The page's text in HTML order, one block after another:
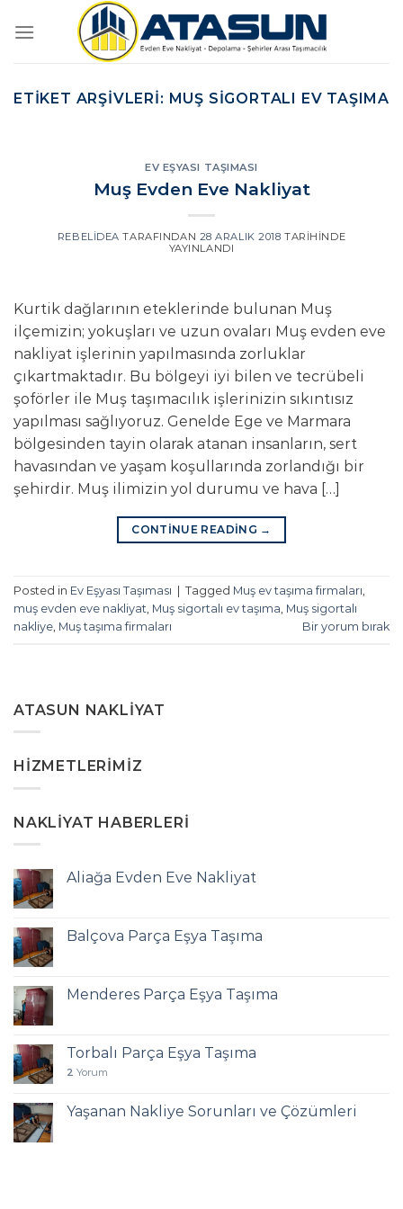
atla
ETIKET ARŞIVLERI: MUŞ SIGORTALI EV TAŞIMA
EV EŞYASI TAŞIMASI
Muş Evden Eve Nakliyat
REBELIDEA TARAFINDAN 28 ARALIK 2018 TARIHINDE
YAYINLANDI
Kurtik dağlarının eteklerinde bulunan Muş
ilçemizin; yokuşları ve uzun ovaları Muş evden eve
nakliyat işlerinin yapılmasında zorluklar
çıkartmaktadır. Bu bölgeyi iyi bilen ve tecrübeli
şoförler ile Muş taşımacılık işlerinizin sıkıntısız
yapılması sağlıyoruz. Genelde Ege ve Marmara
bölgesinden tayin olarak atanan insanların, sert
havasından ve yaşam koşullarında zorlandığı bir
şehirdir. Muş ilimizin yol durumu ve hava […]
CONTINUE READING →
Posted in Ev Eşyası Taşıması Tagged Muş ev taşıma firmaları
muş evden eve nakliyat Muş sigortalı ev taşıma Muş sigortalı
nakliye Muş taşıma firmaları Bir yorum bırak
ATASUN NAKLIYAT
HIZMETLERIMIZ
NAKLIYAT HABERLERI
Aliağa Evden Eve Nakliyat
Balçova Parça Eşya Taşıma
Menderes Parça Eşya Taşıma
Torbalı Parça Eşya Taşıma
2 Yorum
Yaşanan Nakliye Sorunları ve Çözümleri